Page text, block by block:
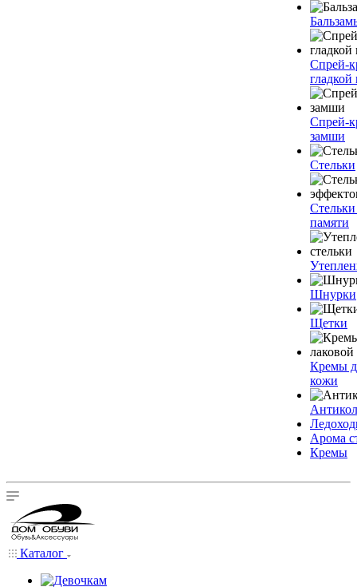
Спрей-
Спрей-
замши
Стельки
памяти
Шнурки
Щетки
Кремы
кожи
Арома
Кремы
Каталог